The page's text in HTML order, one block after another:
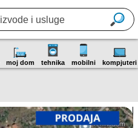
moj dom tehnika mobilni kompjuteri